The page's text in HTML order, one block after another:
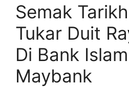
Semak
Tukar Duit
Di Bank
Maybank